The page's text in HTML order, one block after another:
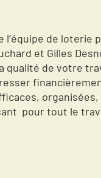
l’équipe de loterie
et Gilles
qualité de votre
pour tout le
de